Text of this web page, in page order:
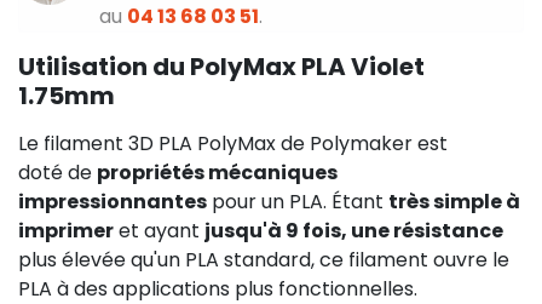
au 04 13 68 03 51.
Utilisation du PolyMax PLA Violet
1.75mm
Le filament 3D PLA PolyMax de Polymaker est
doté de propriétés mécaniques
impressionnantes pour un PLA. Étant très simple à
imprimeret ayant jusqu'à 9 fois, une résistance
plus élevée qu'un PLA standard, ce filament ouvre le
PLA à des applications plus fonctionnelles.